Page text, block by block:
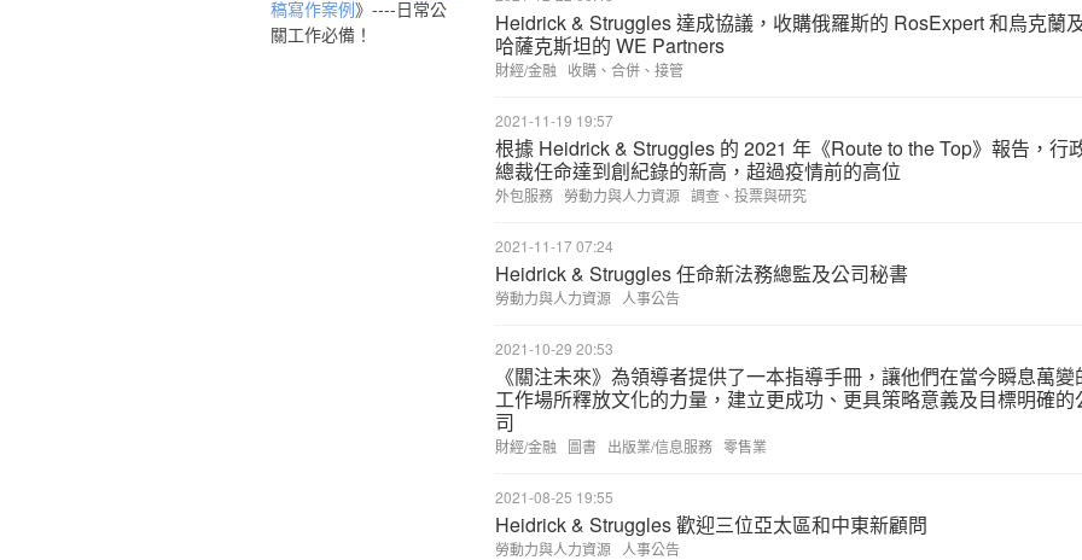
稿寫作案例》----日常公
關工作必備！
Heidrick & Struggles 達成協議，收購俄羅斯的 RosExpert 和烏克蘭
哈薩克斯坦的 WE Partners
財經/金融 收購、合併、接管
2021-11-19 19:57
根據 Heidrick & Struggles 的 2021 年《Route to the Top》報告，行
總裁任命達到創紀錄的新高，超過疫情前的高位
外包服務 勞動力與人力資源 調查、投票與研究
2021-11-17 07:24
Heidrick & Struggles 任命新法務總監及公司秘書
勞動力與人力資源 人事公告
2021-10-29 20:53
《關注未來》為領導者提供了一本指導手冊，讓他們在當今瞬息萬變
工作場所釋放文化的力量，建立更成功、更具策略意義及目標明確的
司
財經/金融 圖書 出版業/信息服務 零售業
2021-08-25 19:55
Heidrick & Struggles 歡迎三位亞太區和中東新顧問
勞動力與人力資源 人事公告